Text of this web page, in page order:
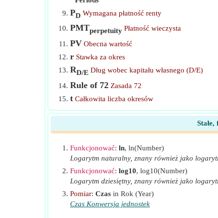
PD Wymagana płatność renty
PMTperpetuity Płatność wieczysta
PV Obecna wartość
r Stawka za okres
RD/E Dług wobec kapitału własnego (D/E)
Rule of 72 Zasada 72
t Całkowita liczba okresów
T% Wysokość podatku
βUL Niewykorzystana beta
Funkcjonować: ln, ln(Number)
Logarytm naturalny, znany również jako
Funkcjonować: log10, log10(Number)
Logarytm dziesiętny, znany również jako
Pomiar: Czas in Rok (Year)
Czas Konwersja jednostek